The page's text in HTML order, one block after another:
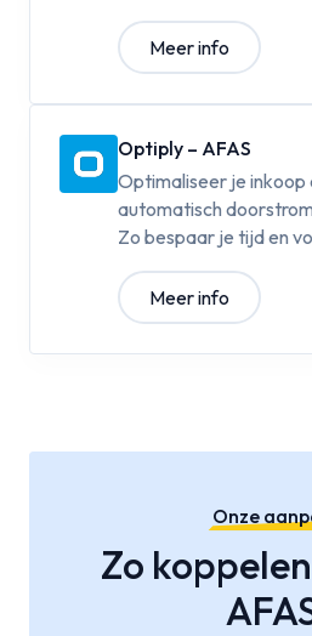
Meer info
Optiply – AFAS
Optimaliseer je inkoop
automatisch
Zo bespaar je tijd en
Meer info
Onze
Zo